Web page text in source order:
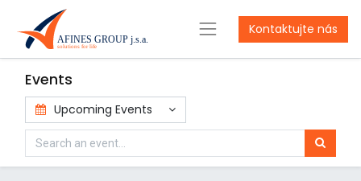
Kontaktujte nás
Events
Upcoming Events